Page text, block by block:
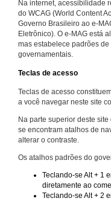
Na internet, acessibilidade
do WCAG (World Content
Governo Brasileiro ao e-
Eletrônico). O e-MAG está
mas estabelece padrões
governamentais.
Teclas de acesso
Teclas de acesso
a você navegar neste site
Na parte superior deste
se encontram atalhos de
alterar o contraste.
Os atalhos padrões do
Teclando-se Alt + 1
diretamente ao
Teclando-se Alt + 2